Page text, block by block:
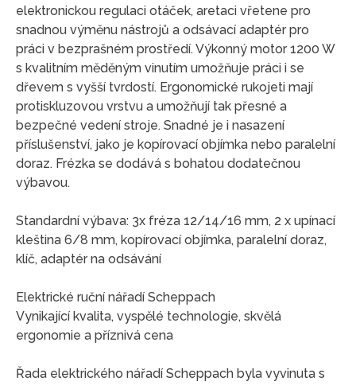
elektronickou regulaci otáček, aretaci vřetene pro
snadnou výměnu nástrojů a odsávací adaptér pro
práci v bezprašném prostředí. Výkonný motor 1200 W
s kvalitním měděným vinutím umožňuje práci i se
dřevem s vyšší tvrdostí. Ergonomické rukojeti mají
protiskluzovou vrstvu a umožňují tak přesné a
bezpečné vedení stroje. Snadné je i nasazení
příslušenství, jako je kopírovací objímka nebo paralelní
doraz. Frézka se dodává s bohatou dodatečnou
výbavou.
Standardní výbava: 3x fréza 12/14/16 mm, 2 x upínací
kleština 6/8 mm, kopírovací objímka, paralelní doraz,
klíč, adaptér na odsávání
Elektrické ruční nářadí Scheppach
Vynikající kvalita, vyspělé technologie, skvělá
ergonomie a příznivá cena
Řada elektrického nářadí Scheppach byla vyvinuta s